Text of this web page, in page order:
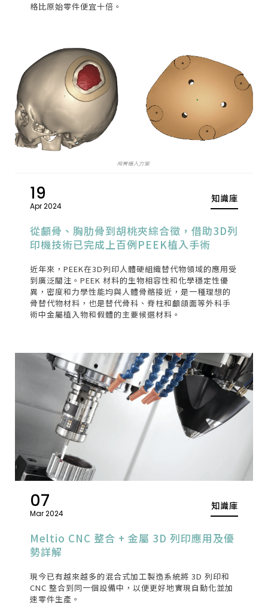
格比原始零件便宜十倍。
19
Apr 2024
知識庫
從顱骨、胸肋骨到胡桃夾綜合徵，借助3D列
印機技術已完成上百例PEEK植入手術
近年來，PEEK在3D列印人體硬組織替代物領域的應用受
到廣泛關注。PEEK 材料的生物相容性和化學穩定性優
異，密度和力學性能均與人體骨骼接近，是一種理想的
骨替代物材料，也是替代骨科、脊柱和顱頜面等外科手
術中金屬植入物和假體的主要候選材料。
07
Mar 2024
知識庫
Meltio CNC 整合 + 金屬 3D 列印應用及優
勢詳解
現今已有越來越多的混合式加工製造系統將 3D 列印和
CNC 整合到同一個設備中，以便更好地實現自動化並加
速零件生產。